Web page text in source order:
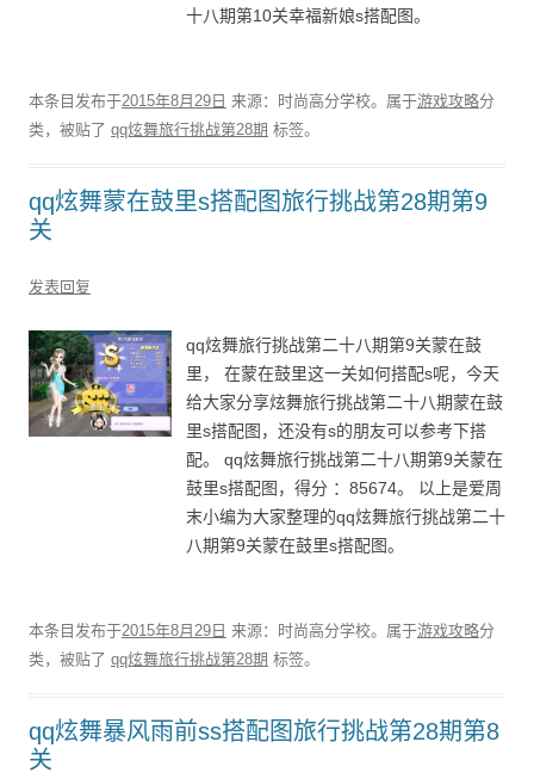
十八期第10关幸福新娘s搭配图。
本条目发布于2015年8月29日 来源：时尚高分学校。属于游戏攻略分
类，被贴了 qq炫舞旅行挑战第28期 标签。
qq炫舞蒙在鼓里s搭配图旅行挑战第28期第9
关
发表回复
qq炫舞旅行挑战第二十八期第9关蒙在鼓
里， 在蒙在鼓里这一关如何搭配s呢，今天
给大家分享炫舞旅行挑战第二十八期蒙在鼓
里s搭配图，还没有s的朋友可以参考下搭
配。 qq炫舞旅行挑战第二十八期第9关蒙在
鼓里s搭配图，得分 ：85674。 以上是爱周
末小编为大家整理的qq炫舞旅行挑战第二十
八期第9关蒙在鼓里s搭配图。
本条目发布于2015年8月29日 来源：时尚高分学校。属于游戏攻略分
类，被贴了 qq炫舞旅行挑战第28期 标签。
qq炫舞暴风雨前ss搭配图旅行挑战第28期第8
关